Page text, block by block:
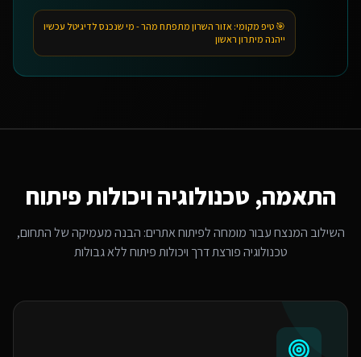
🎯 טיפ מקומי: אזור השרון מתפתח מהר - מי שנכנס לדיגיטל עכשיו
ייהנה מיתרון ראשון
התאמה, טכנולוגיה ויכולות פיתוח
השילוב המנצח עבורמומחה לפיתוח אתרים: הבנה מעמיקה של התחום,
טכנולוגיה פורצת דרך ויכולות פיתוח ללא גבולות